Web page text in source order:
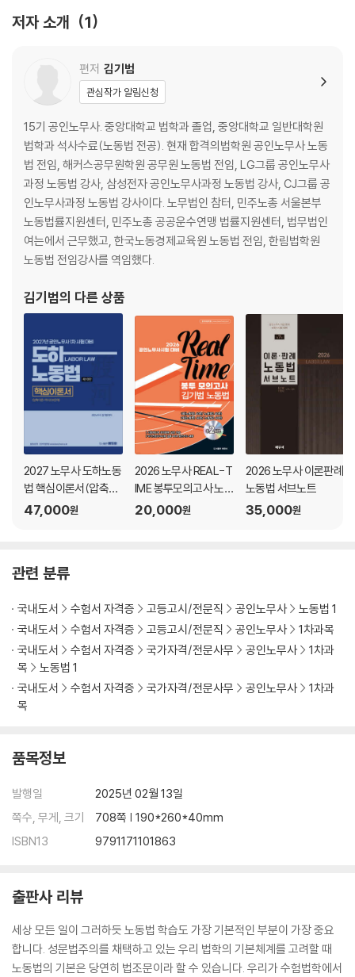
제1장 남녀고용평등과 일·가정 양립 지원에 관한 법률
제3장 근로자퇴직급여보장법
제4장 임금채권보장법
제5장 기간제 및 단시간근로자 보호 등에 관한 법률
제6장 파견근로자 보호 등에 관한 법률
제7장 산업안전보건법
제8장 직업안정법
제9장 근로복지기본법
제10장 외국인근로자의 고용 등에 관한 법률
저자 소개 1
편저 김기범
관심작가 알림신청
15기 공인노무사. 중앙대학교 법학과 졸업, 중앙대학교 일반대학원
법학과 석사수료(노동법 전공). 현재 합격의법학원 공인노무사 노동
법 전임, 해커스공무원학원 공무원 노동법 전임, LG그룹 공인노무사
과정 노동법 강사, 삼성전자 공인노무사과정 노동법 강사, CJ그룹 공
인노무사과정 노동법 강사이다. 노무법인 참터, 민주노총 서울본부
노동법률지원센터, 민주노총 공공운수연맹 법률지원센터, 법무법인
여는에서 근무했고, 한국노동경제교육원 노동법 전임, 한림법학원
노동법 전임강사를 역임했다.
김기범의 다른 상품
2027 노무사 도하노동
법 핵심이론서(압축이
론+약식OX문제)
47,000원
2026 노무사 REAL-T
IME 봉투모의고사 노
동법 김기범
20,000원
2026 노무사 이론판례
노동법 서브노트
35,000원
관련 분류
국내도서 수험서 자격증 고등고시/전문직 공인노무사
노동법 1
국내도서
수험서 자격증 고등고시/전문직 공인노무사
1차과목
국내도서
수험서 자격증 국가자격/전문사무 공인노무사
1차과
목
노동법 1
국내도서
수험서 자격증 국가자격/전문사무 공인노무사
1차과
목
품목정보
발행일
2025년 02월 13일
쪽수, 무게, 크기
708쪽 | 190*260*40mm
ISBN13
9791171101863
출판사 리뷰
세상 모든 일이 그러하듯 노동법 학습도 가장 기본적인 부분이 가장 중요
합니다. 성문법주의를 채택하고 있는 우리 법학의 기본체계를 고려할 때
노동법의 기본은 당연히 법조문이라 할 수 있습니다. 우리가 수험법학에서